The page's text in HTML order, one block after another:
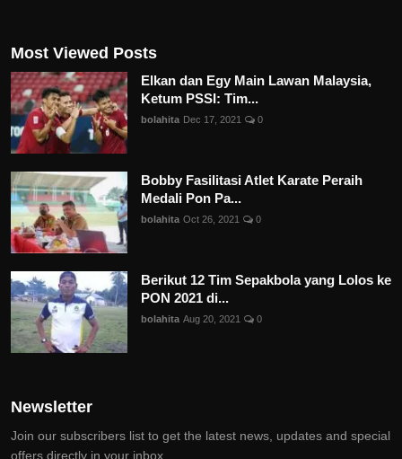
Most Viewed Posts
Elkan dan Egy Main Lawan Malaysia,
Ketum PSSI: Tim...
bolahita Dec 17, 2021 0
Bobby Fasilitasi Atlet Karate Peraih
Medali Pon Pa...
bolahita Oct 26, 2021 0
Berikut 12 Tim Sepakbola yang Lolos ke
PON 2021 di...
bolahita Aug 20, 2021 0
Newsletter
Join our subscribers list to get the latest news, updates and special
offers directly in your inbox